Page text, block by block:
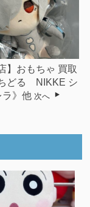
】おもちゃ 買取
どる NIKKE シ
ラ》他 次へ